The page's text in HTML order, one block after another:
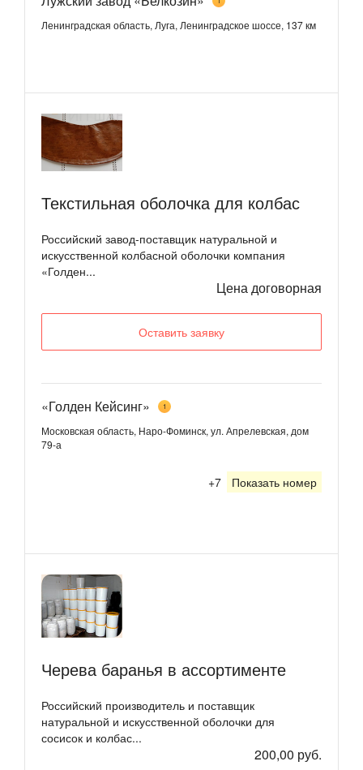
Ленинградская область, Луга, Ленинградское шоссе, 137 км
Текстильная оболочка для колбас
Российский завод-поставщик натуральной и
искусственной колбасной оболочки компания
«Голден...
Цена договорная
Оставить заявку
«Голден Кейсинг» 1
Московская область, Наро-Фоминск, ул. Апрелевская, дом
79-а
+7 Показать номер
Черева баранья в ассортименте
Российский производитель и поставщик
натуральной и искусственной оболочки для
сосисок и колбас...
200,00 руб.